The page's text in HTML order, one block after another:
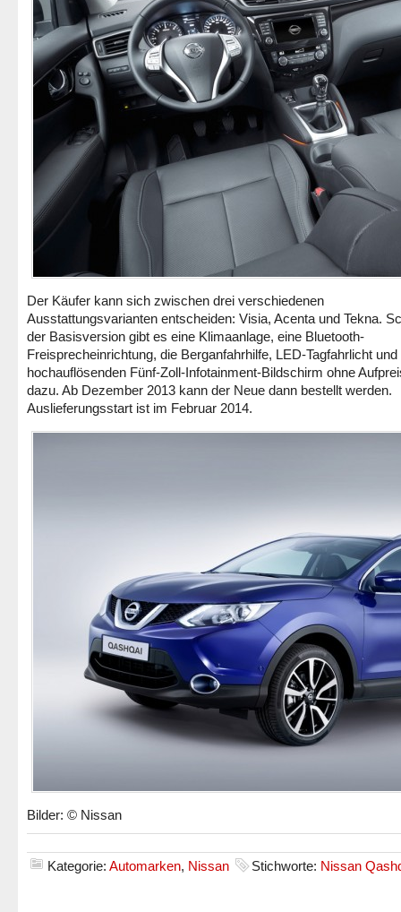
Der Käufer kann sich zwischen drei verschiedenen
Ausstattungsvarianten entscheiden: Visia, Acenta und Tekna.
der Basisversion gibt es eine Klimaanlage, eine Bluetooth-
Freisprecheinrichtung, die Berganfahrhilfe, LED-Tagfahrlicht und
hochauflösenden Fünf-Zoll-Infotainment-Bildschirm ohne
dazu. Ab Dezember 2013 kann der Neue dann bestellt werden.
Auslieferungsstart ist im Februar 2014.
Bilder: © Nissan
Kategorie: Automarken, Nissan Stichworte: Nissan